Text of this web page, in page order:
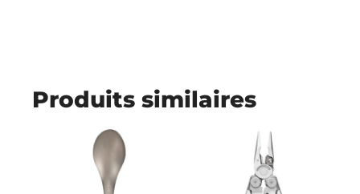
Produits similaires